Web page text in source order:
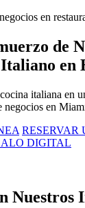
en
de
en
italiana en
negocios en
RESERVAR
DIGITAL
Nuestros